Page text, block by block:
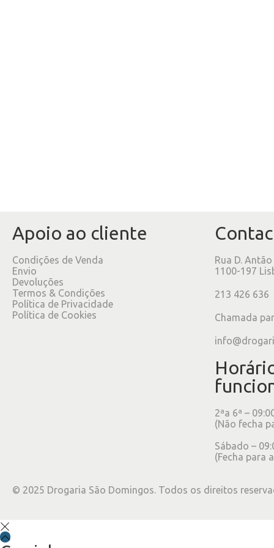
Apoio ao cliente
Condições de Venda
Envio
Devoluções
Termos & Condições
Política de Privacidade
Política de Cookies
Rua D.
1100-197
213 426 636
Chamada
2ªa 6ª –
(Não fecha
Sábado –
(Fecha para
© 2025 Drogaria São Domingos. Todos os direitos